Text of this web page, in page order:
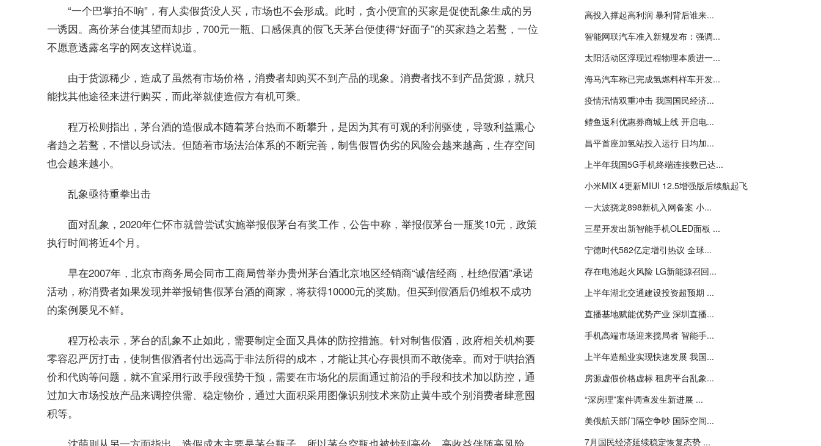
“一个巴掌拍不响”，有人卖假货没人买，市场也不会形成。此时，贪小便宜的买家是促使乱象生成的另
一诱因。高价茅台使其望而却步，700元一瓶、口感保真的假飞天茅台便使得“好面子”的买家趋之若鹜，一位
不愿意透露名字的网友这样说道。
由于货源稀少，造成了虽然有市场价格，消费者却购买不到产品的现象。消费者找不到产品货源，就只
能找其他途径来进行购买，而此举就使造假方有机可乘。
程万松则指出，茅台酒的造假成本随着茅台热而不断攀升，是因为其有可观的利润驱使，导致利益熏心
者趋之若鹜，不惜以身试法。但随着市场法治体系的不断完善，制售假冒伪劣的风险会越来越高，生存空间
也会越来越小。
乱象亟待重拳出击
面对乱象，2020年仁怀市就曾尝试实施举报假茅台有奖工作，公告中称，举报假茅台一瓶奖10元，政策
执行时间将近4个月。
早在2007年，北京市商务局会同市工商局曾举办贵州茅台酒北京地区经销商“诚信经商，杜绝假酒”承诺
活动，称消费者如果发现并举报销售假茅台酒的商家，将获得10000元的奖励。但买到假酒后仍维权不成功
的案例屡见不鲜。
程万松表示，茅台的乱象不止如此，需要制定全面又具体的防控措施。针对制售假酒，政府相关机构要
零容忍严厉打击，使制售假酒者付出远高于非法所得的成本，才能让其心存畏惧而不敢侥幸。而对于哄抬酒
价和代购等问题，就不宜采用行政手段强势干预，需要在市场化的层面通过前沿的手段和技术加以防控，通
过加大市场投放产品来调控供需、稳定物价，通过大面积采用图像识别技术来防止黄牛或个别消费者肆意囤
积等。
高投入撑起高利润 暴利背后谁来...
智能网联汽车准入新规发布：强调...
太阳活动区浮现过程物理本质进一...
海马汽车称已完成氢燃料样车开发...
疫情汛情双重冲击 我国国民经济...
鳢鱼返利优惠券商城上线 开启电...
昌平首座加氢站投入运行 日均加...
上半年我国5G手机终端连接数已达...
小米MIX 4更新MIUI 12.5增强版后续航起飞
一大波骁龙898新机入网备案 小...
三星开发出新智能手机OLED面板 ...
宁德时代582亿定增引热议 全球...
存在电池起火风险 LG新能源召回...
上半年湖北交通建设投资超预期 ...
直播基地赋能优势产业 深圳直播...
手机高端市场迎来搅局者 智能手...
上半年造船业实现快速发展 我国...
房源虚假价格虚标 租房平台乱象...
“深房理”案件调查发生新进展 ...
美俄航天部门隔空争吵 国际空间...
7月国民经济延续稳定恢复态势 ...